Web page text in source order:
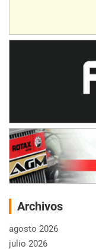
Archivos
agosto 2026
julio 2026